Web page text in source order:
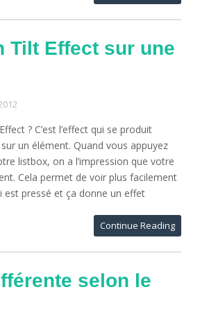
Tilt Effect sur une
? C’est l’effect qui se produit
un élément. Quand vous appuyez
listbox, on a l’impression que votre
Cela permet de voir plus facilement
est pressé et ça donne un effet
Continue Reading
selon le